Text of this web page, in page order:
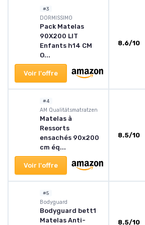
#3
‎DORMISSIMO
Pack Matelas
90X200 LIT
Enfants h14 CM
O...
Voir l'offre
8.6/10
#4
‎AM Qualitätsmatratzen
Matelas à
Ressorts
ensachés 90x200
cm éq...
Voir l'offre
8.5/10
#5
Bodyguard
Bodyguard bett1
Matelas Anti-
8.5/10